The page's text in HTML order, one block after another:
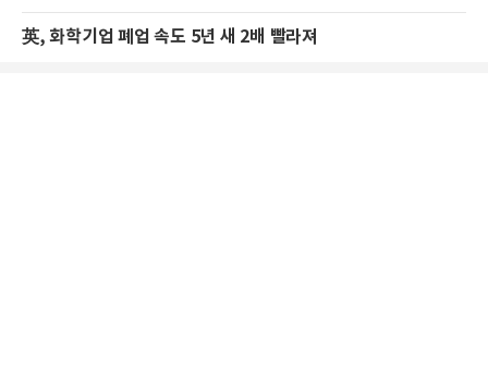
英, 화학기업 폐업 속도 5년 새 2배 빨라져